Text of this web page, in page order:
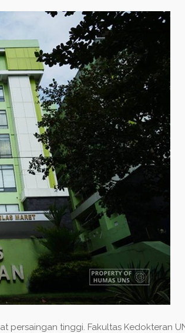
persaingan tinggi. Fakultas Kedokteran